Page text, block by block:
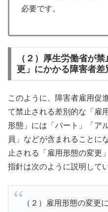
必要です。
（２）厚生労働省が
更」にかかる障害者差
このように、障害者雇用促
て禁止される差別的な「雇
形態」には「パート」「ア
員」などが含まれることに
止される「雇用形態の変更
指針は次のように説明して
（２）雇用形態の変更